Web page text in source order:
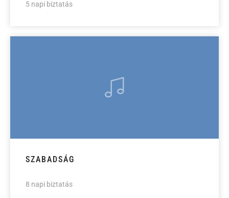
5 napi biztatás
SZABADSÁG
8 napi biztatás